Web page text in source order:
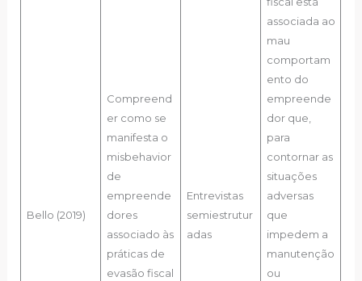
Bello (2019)
Compreend
er como se
manifesta o
misbehavior
de
empreende
dores
associado às
práticas de
evasão fiscal
Entrevistas
semiestrutur
adas
associada ao
mau
comportam
ento do
empreende
dor que,
para
contornar as
situações
adversas
que
impedem a
manutenção
ou